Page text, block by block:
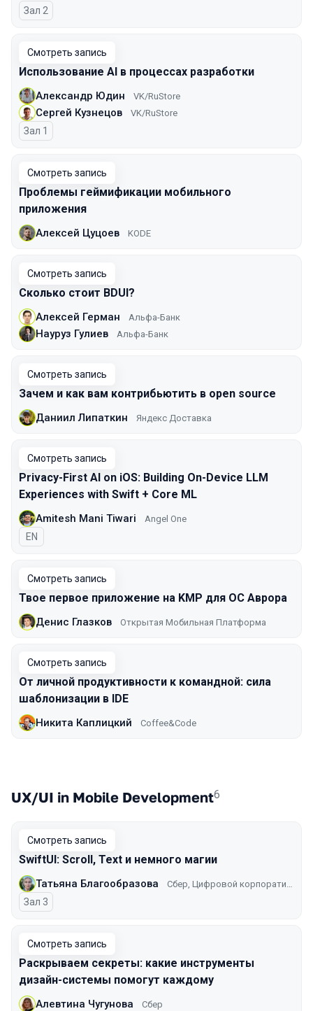
Зал 2
Смотреть запись
Использование AI в процессах разработки
Александр Юдин VK/RuStore
Сергей Кузнецов VK/RuStore
Зал 1
Смотреть запись
Проблемы геймификации мобильного
приложения
Алексей Цуцоев KODE
Смотреть запись
Сколько стоит BDUI?
Алексей Герман Альфа-Банк
Науруз Гулиев Альфа-Банк
Смотреть запись
Зачем и как вам контрибьютить в open source
Даниил Липаткин Яндекс Доставка
Смотреть запись
Privacy-First AI on iOS: Building On-Device LLM
Experiences with Swift + Core ML
Amitesh Mani Tiwari Angel One
На английском языке
EN
Смотреть запись
Твое первое приложение на KMP для ОС Аврора
Денис Глазков Открытая Мобильная Платформа
Смотреть запись
От личной продуктивности к командной: сила
шаблонизации в IDE
Никита Каплицкий Coffee&Code
UX/UI in Mobile Development6
Смотреть запись
SwiftUI: Scroll, Text и немного магии
Татьяна Благообразова
Зал 3
Смотреть запись
Раскрываем секреты: какие инструменты
дизайн-системы помогут каждому
Алевтина Чугунова Сбер